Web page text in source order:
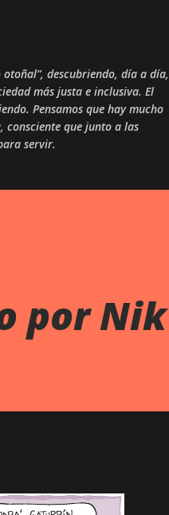
descubriendo, día a día,
más justa e inclusiva. El
Pensamos que hay mucho
que junto a las
servir.
por Nik